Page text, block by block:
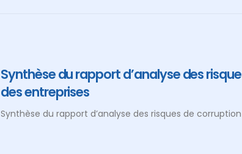
Synthèse du rapport d’analyse des
des entreprises
Synthèse du rapport d’analyse des risques de